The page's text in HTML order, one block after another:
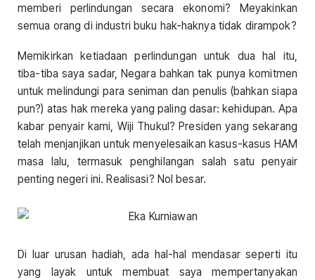
memberi perlindungan secara ekonomi? Meyakinkan
semua orang di industri buku hak-haknya tidak dirampok?
Memikirkan ketiadaan perlindungan untuk dua hal itu,
tiba-tiba saya sadar, Negara bahkan tak punya komitmen
untuk melindungi para seniman dan penulis (bahkan siapa
pun?) atas hak mereka yang paling dasar: kehidupan. Apa
kabar penyair kami, Wiji Thukul? Presiden yang sekarang
telah menjanjikan untuk menyelesaikan kasus-kasus HAM
masa lalu, termasuk penghilangan salah satu penyair
penting negeri ini. Realisasi? Nol besar.
Di luar urusan hadiah, ada hal-hal mendasar seperti itu
yang layak untuk membuat saya mempertanyakan